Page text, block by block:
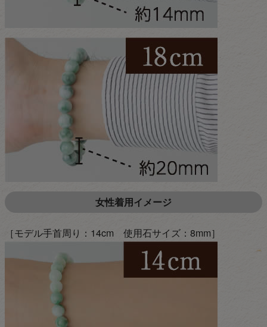
女性着用イメージ
［モデル手首周り：14cm 使用石サイズ：8mm］